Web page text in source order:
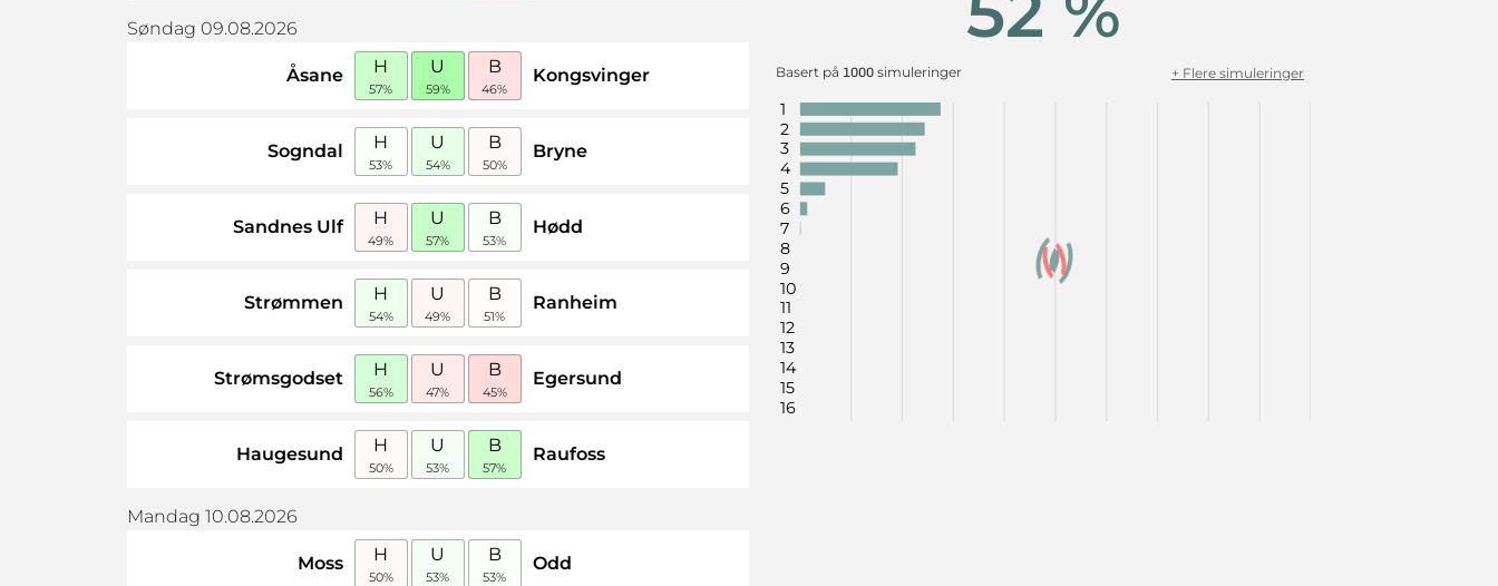
Søndag 09.08.2026
Åsane H
57%
U
59%
B
46%
Kongsvinger
Sogndal H
53%
U
54%
B
50%
Bryne
Sandnes Ulf H
49%
U
57%
B
53%
Hødd
Strømmen H
54%
U
49%
B
51%
Ranheim
Strømsgodset H
56%
U
47%
B
45%
Egersund
Haugesund H
50%
U
53%
B
57%
Raufoss
Mandag 10.08.2026
Moss H
50%
U
53%
B
53%
Odd
Basert på 1000 simuleringer + Flere simuleringer
1
2
3
4
5
6
7
8
9
10
11
12
13
14
15
16